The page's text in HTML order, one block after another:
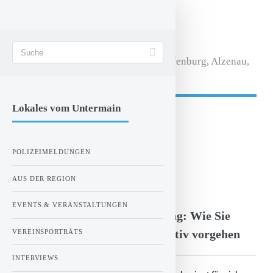
STADT AKTIVMagazin für Aschaffenburg, Alzenau,
- Anzeige -
Allergiefrei durch den Frühling: Wie Sie
gegen störende Allergien effektiv vorgehen
Lokales vom Untermain
POLIZEIMELDUNGEN
AUS DER REGION
EVENTS & VERANSTALTUNGEN
VEREINSPORTRÄTS
INTERVIEWS